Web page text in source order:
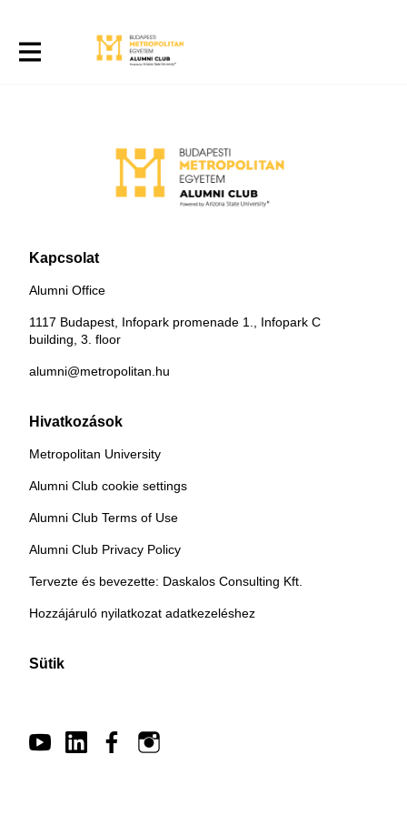
Kapcsolat
Alumni Office
1117 Budapest, Infopark promenade 1., Infopark C
building, 3. floor
alumni@metropolitan.hu
Hivatkozások
Metropolitan University
Alumni Club cookie settings
Alumni Club Terms of Use
Alumni Club Privacy Policy
Tervezte és bevezette: Daskalos Consulting Kft.
Hozzájáruló nyilatkozat adatkezeléshez
Sütik